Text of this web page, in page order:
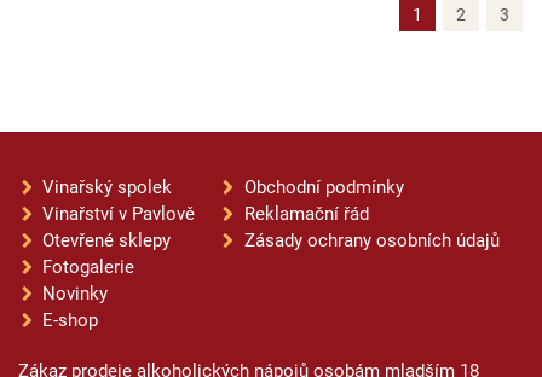
1 2 3
Vinařský spolek
Vinařství v Pavlově
Otevřené sklepy
Fotogalerie
Novinky
E-shop
Obchodní podmínky
Reklamační řád
Zásady ochrany osobních údajů
Zákaz prodeje alkoholických nápojů osobám mladším 18